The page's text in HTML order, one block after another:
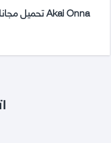
Akai Onna تحميل مجانا